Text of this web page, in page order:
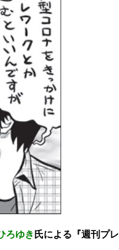
ろゆき 氏による『週刊プ